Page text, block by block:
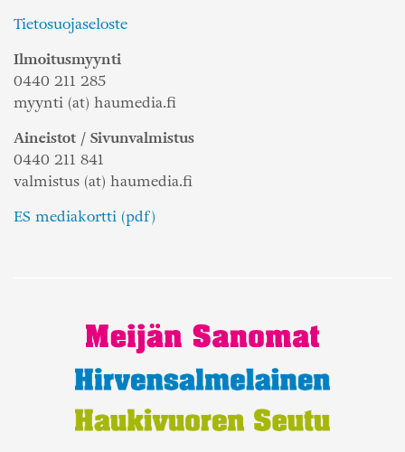
Tietosuojaseloste
Ilmoitusmyynti
0440 211 285
myynti (at) haumedia.fi
Aineistot / Sivunvalmistus
0440 211 841
valmistus (at) haumedia.fi
ES mediakortti (pdf)